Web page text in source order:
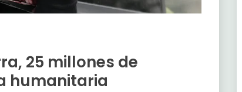
25 millones de
humanitaria